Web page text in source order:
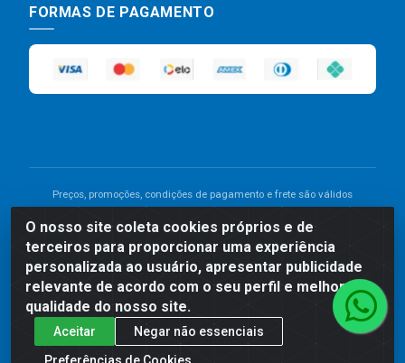
O nosso site coleta cookies próprios e de
terceiros para proporcionar uma experiência
personalizada ao usuário, apresentar publicidade
relevante de acordo com o seu perfil e melhorar a
qualidade do nosso site.
Aceitar
Negar não essenciais
Preferências de Cookies
FORMAS DE PAGAMENTO
Preços, promoções, condições de pagamento e frete são válidos
divergência de preço de um produto, será válido o preço que for
exibido no carrinho de compras do site no momento do pagamento.
As vendas estão sujeitas a análise e disponibilidade do estoque.
Imagens de produtos meramente ilustrativas.
Comercial de Construção 2001 LTDA - Av. Congresso
Eucarístico, 1179 - São José, Carpina - PE - CEP: 55811-
000 - 70.220.389/0001-66